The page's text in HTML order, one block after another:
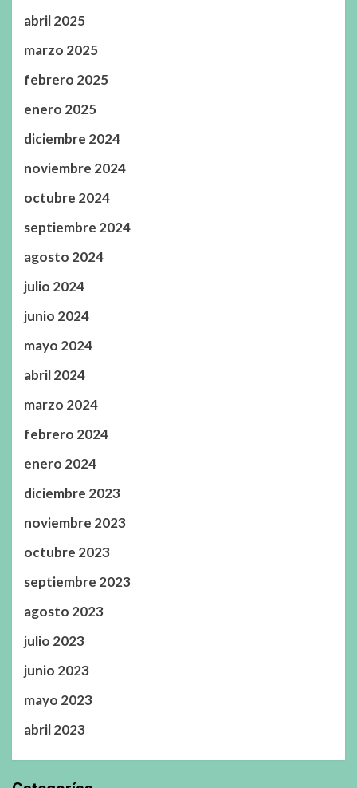
abril 2025
marzo 2025
febrero 2025
enero 2025
diciembre 2024
noviembre 2024
octubre 2024
septiembre 2024
agosto 2024
julio 2024
junio 2024
mayo 2024
abril 2024
marzo 2024
febrero 2024
enero 2024
diciembre 2023
noviembre 2023
octubre 2023
septiembre 2023
agosto 2023
julio 2023
junio 2023
mayo 2023
abril 2023